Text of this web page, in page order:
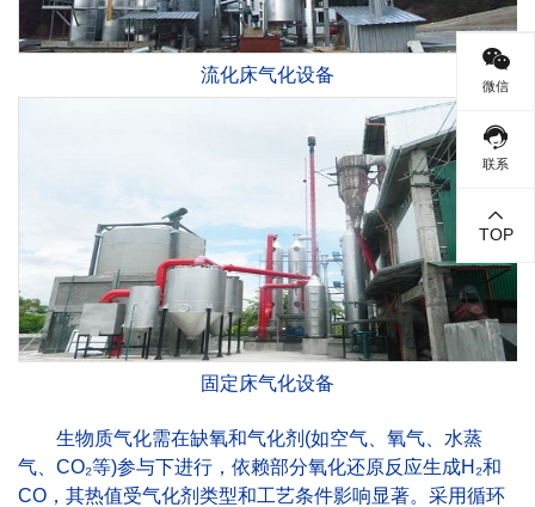
流化床气化设备
固定床气化设备
生物质气化需在‌缺氧和气化剂‌(如空气、氧气、水蒸
气、CO₂等)参与下进行，依赖部分氧化还原反应生成H₂和
CO，其热值受气化剂类型和工艺条件影响显著。采用循环
微信
联系
TOP